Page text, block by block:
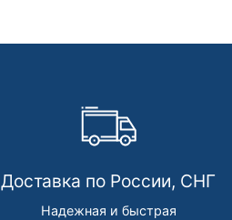
Доставка по России, СНГ
Надежная и быстрая